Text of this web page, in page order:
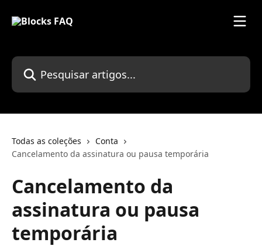
Pesquisar artigos...
Todas as coleções
Conta
Cancelamento da assinatura ou pausa temporária
Cancelamento da
assinatura ou pausa
temporária